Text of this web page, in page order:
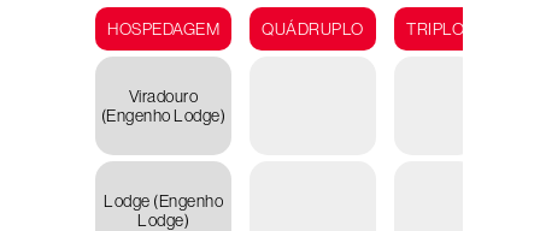
HOSPEDAGEM QUÁDRUPLO TRIPLO
Viradouro
(Engenho Lodge)
Lodge (Engenho
Lodge)